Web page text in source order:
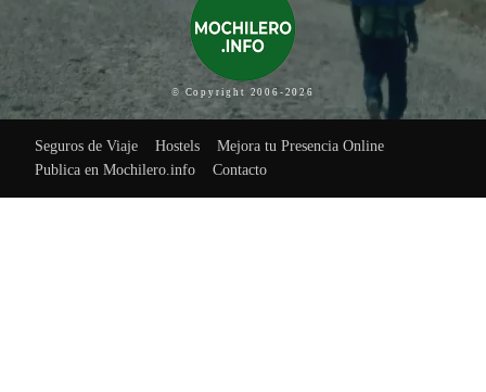
© Copyright 2006-2026
Seguros de Viaje Hostels
Mejora tu Presencia Online
Publica en Mochilero.info
Contacto